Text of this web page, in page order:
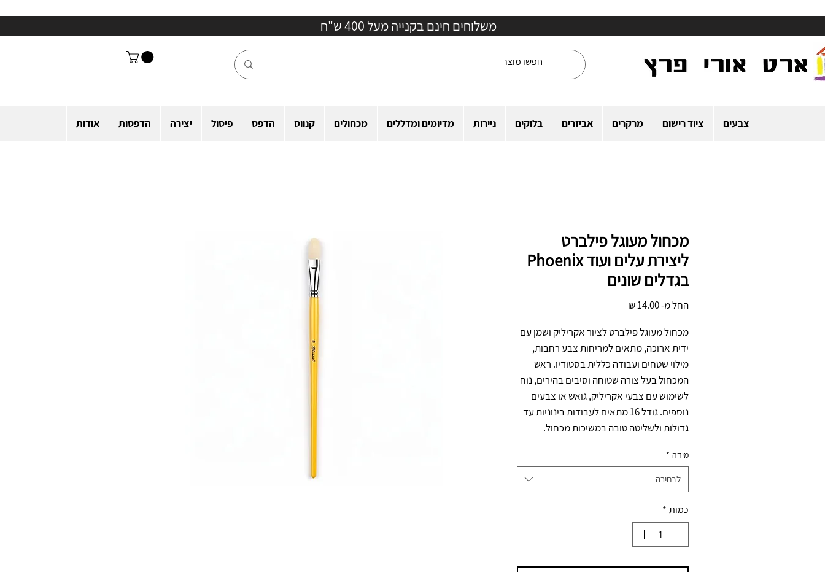
משלוחים חינם בקנייה מעל 400 ש"ח
צבעים ציוד רישום מרקרים אביזרים בלוקים ניירות מדיומים ומדללים מכחולים קנווס הדפס פיסול יצירה הדפסות אודות
מכחול מעוגל פילברט
ליצירת עלים ועוד Phoenix
בגדלים שונים
החל מ-
גדולות ולשליטה טובה במשיכות מכחול.
מידה *
לבחירה
כמות *